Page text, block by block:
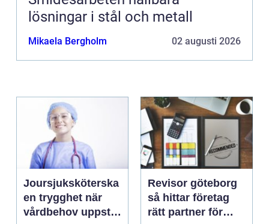
lösningar i stål och metall
Mikaela Bergholm 02 augusti 2026
Joursjuksköterska
en trygghet när
vårdbehov uppstår
Revisor göteborg
så hittar företag
rätt partner för